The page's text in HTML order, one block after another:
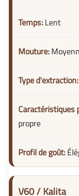
Lent
propre
V60 / Kalita